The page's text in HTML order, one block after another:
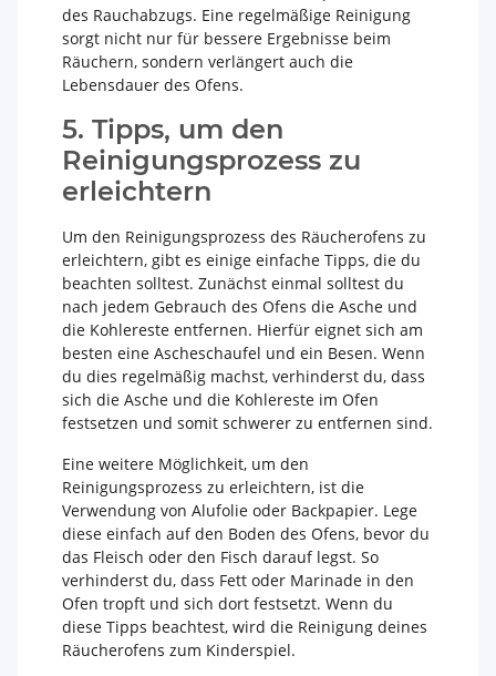
des Rauchabzugs. Eine regelmäßige Reinigung
sorgt nicht nur für bessere Ergebnisse beim
Räuchern, sondern verlängert auch die
Lebensdauer des Ofens.
5. Tipps, um den
Reinigungsprozess zu
erleichtern
Um den Reinigungsprozess des Räucherofens zu
erleichtern, gibt es einige einfache Tipps, die du
beachten solltest. Zunächst einmal solltest du
nach jedem Gebrauch des Ofens die Asche und
die Kohlereste entfernen. Hierfür eignet sich am
besten eine Ascheschaufel und ein Besen. Wenn
du dies regelmäßig machst, verhinderst du, dass
sich die Asche und die Kohlereste im Ofen
festsetzen und somit schwerer zu entfernen sind.
Eine weitere Möglichkeit, um den
Reinigungsprozess zu erleichtern, ist die
Verwendung von Alufolie oder Backpapier. Lege
diese einfach auf den Boden des Ofens, bevor du
das Fleisch oder den Fisch darauf legst. So
verhinderst du, dass Fett oder Marinade in den
Ofen tropft und sich dort festsetzt. Wenn du
diese Tipps beachtest, wird die Reinigung deines
Räucherofens zum Kinderspiel.